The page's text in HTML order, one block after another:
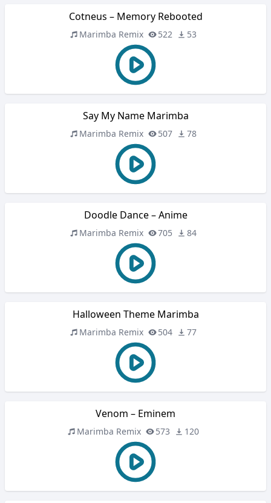
Cotneus – Memory Rebooted
Marimba Remix 522 53
Say My Name Marimba
Marimba Remix 507 78
Doodle Dance – Anime
Marimba Remix 705 84
Halloween Theme Marimba
Marimba Remix 504 77
Venom – Eminem
Marimba Remix 573 120